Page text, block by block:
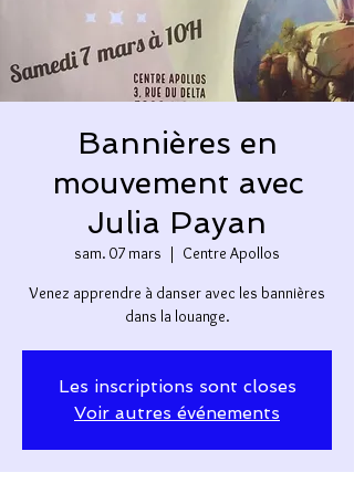
Bannières en
mouvement avec
Julia Payan
sam. 07 mars
  |
Centre Apollos
Venez apprendre à danser avec les bannières
dans la louange.
Les inscriptions sont closes
Voir autres événements